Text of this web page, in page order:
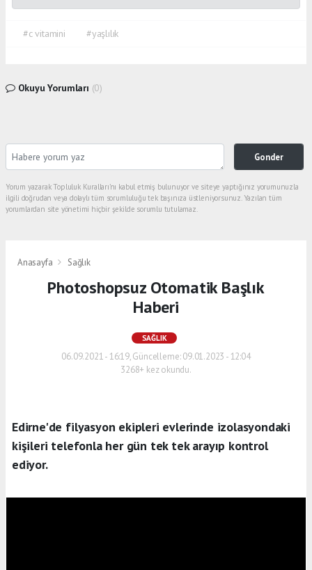
#c vitamini #yaşlılık
Okuyu Yorumları (0)
Gonder
Yorum yazarak Topluluk Kuralları’nı kabul etmiş bulunuyor ve siteye yaptığınız yorumunuzla
ilgili doğrudan veya dolaylı tüm sorumluluğu tek başınıza üstleniyorsunuz. Yazılan tüm
yorumlardan site yönetimi hiçbir şekilde sorumlu tutulamaz.
Anasayfa Sağlık
Photoshopsuz Otomatik Başlık
Haberi
SAĞLIK
06.09.2021 - 16:19, Güncelleme: 09.01.2023 - 12:04
3268+ kez okundu.
Edirne'de filyasyon ekipleri evlerinde izolasyondaki
kişileri telefonla her gün tek tek arayıp kontrol
ediyor.